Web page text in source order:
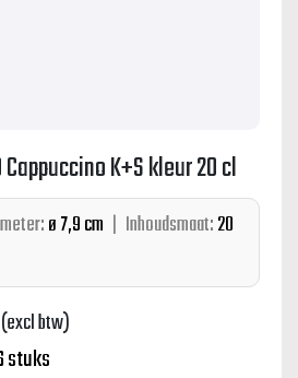
K+S kleur 20 cl
ø 7,9 cm | Inhoudsmaat:20
(excl btw)
stuks